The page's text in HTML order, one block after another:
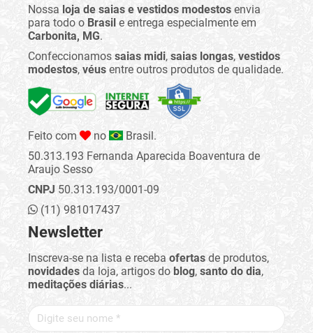
Nossa loja de saias e vestidos modestos envia
para todo o Brasil e entrega especialmente em
Carbonita, MG.
Confeccionamos saias midi, saias longas, vestidos
modestos, véus entre outros produtos de qualidade.
Feito com no
Brasil.
50.313.193 Fernanda Aparecida Boaventura de
Araujo Sesso
CNPJ 50.313.193/0001-09
(11) 981017437
Newsletter
Inscreva-se na lista e receba ofertas de produtos,
novidades da loja, artigos do blog, santo do dia,
meditações diárias...